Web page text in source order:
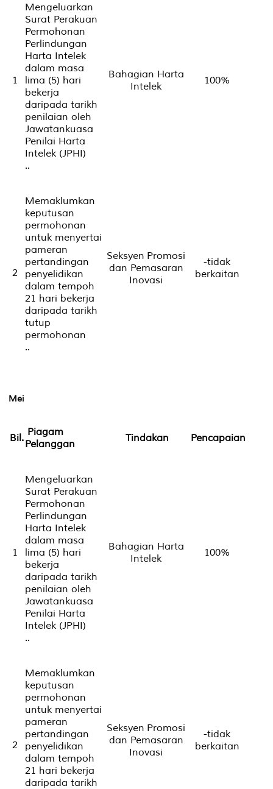
1
Mengeluarkan
Surat Perakuan
Permohonan
Perlindungan
Harta Intelek
dalam masa
lima (5) hari
bekerja
daripada tarikh
penilaian oleh
Jawatankuasa
Penilai Harta
Intelek (JPHI)
..
Bahagian Harta
Intelek
100%
2
Memaklumkan
keputusan
permohonan
untuk menyertai
pameran
pertandingan
penyelidikan
dalam tempoh
21 hari bekerja
daripada tarikh
tutup
permohonan
..
Seksyen Promosi
dan Pemasaran
Inovasi
-tidak
berkaitan
Mei
Bil. Piagam
Pelanggan
Tindakan Pencapaian
1
Mengeluarkan
Surat Perakuan
Permohonan
Perlindungan
Harta Intelek
dalam masa
lima (5) hari
bekerja
daripada tarikh
penilaian oleh
Jawatankuasa
Penilai Harta
Intelek (JPHI)
..
Bahagian Harta
Intelek
100%
2
Memaklumkan
keputusan
permohonan
untuk menyertai
pameran
pertandingan
penyelidikan
dalam tempoh
21 hari bekerja
daripada tarikh
Seksyen Promosi
dan Pemasaran
Inovasi
-tidak
berkaitan